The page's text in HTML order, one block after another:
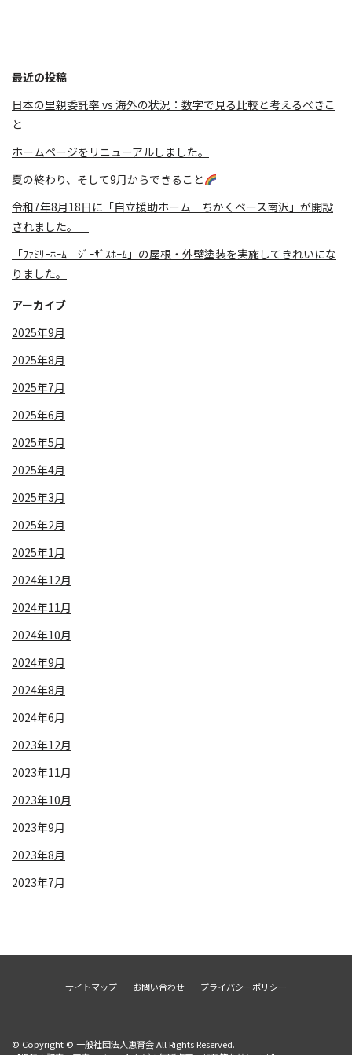
最近の投稿
日本の里親委託率 vs 海外の状況：数字で見る比較と考えるべきこ
と
ホームページをリニューアルしました。
夏の終わり、そして9月からできること
令和7年8月18日に「自立援助ホーム ちかくベース南沢」が開設
されました。
「ﾌｧﾐﾘｰﾎｰﾑ ｼﾞｰｻﾞｽﾎｰﾑ」の屋根・外壁塗装を実施してきれいにな
りました。
アーカイブ
2025年9月
2025年8月
2025年7月
2025年6月
2025年5月
2025年4月
2025年3月
2025年2月
2025年1月
2024年12月
2024年11月
2024年10月
2024年9月
2024年8月
2024年6月
2023年12月
2023年11月
2023年10月
2023年9月
2023年8月
2023年7月
サイトマップ お問い合わせ プライバシーポリシー
© Copyright © 一般社団法人恵育会 All Rights Reserved.